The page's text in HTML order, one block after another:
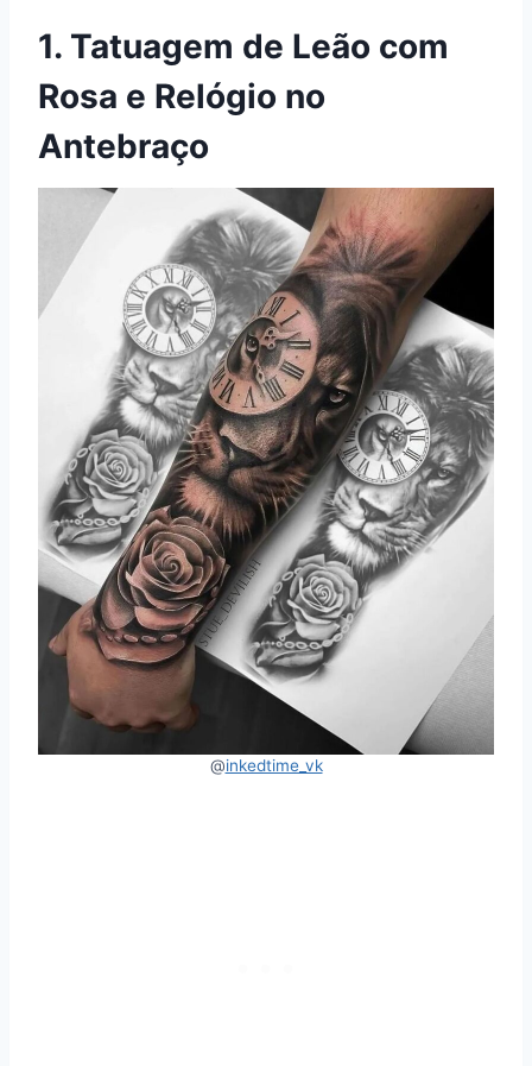
1. Tatuagem de Leão com
Rosa e Relógio no
Antebraço
@inkedtime_vk